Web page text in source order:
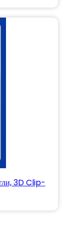
3D Clip-